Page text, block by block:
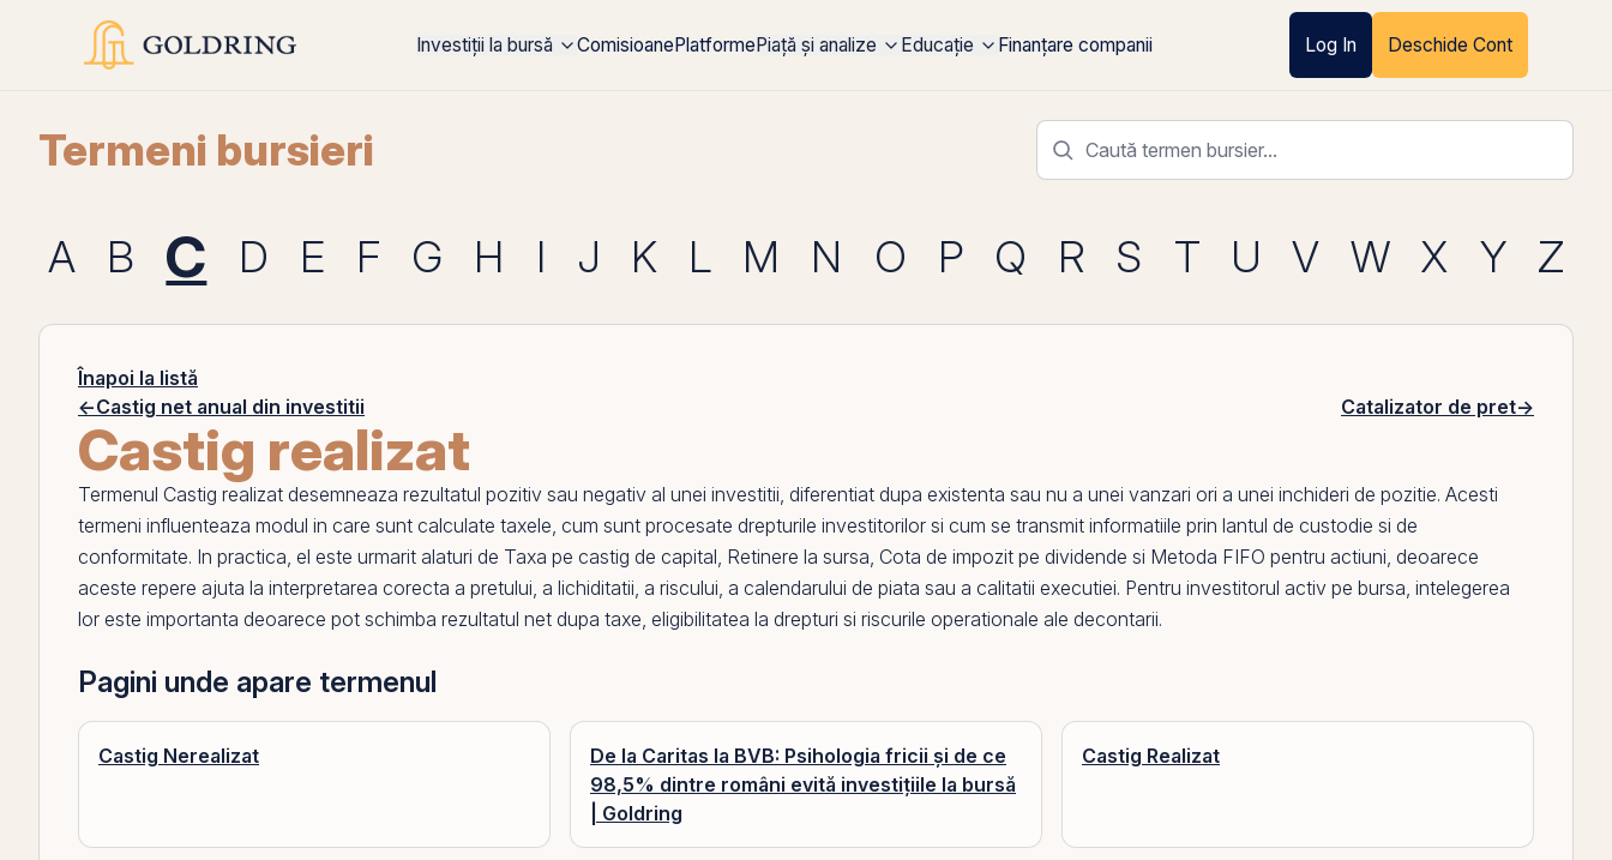
Investiții la bursă ComisioanePlatformePiață și analize Educație Finanțare companii Log In Deschide Cont
Termeni bursieri
A B C D E F G H I J K L M N O P Q R S T U V W X Y Z
Înapoi la listă
←Castig net anual din investitii Catalizator de pret→
Castig realizat
Termenul Castig realizat desemneaza rezultatul pozitiv sau negativ al unei investitii, diferentiat dupa existenta sau nu a unei vanzari ori a unei inchideri de pozitie. Acesti
termeni influenteaza modul in care sunt calculate taxele, cum sunt procesate drepturile investitorilor si cum se transmit informatiile prin lantul de custodie si de
conformitate. In practica, el este urmarit alaturi de Taxa pe castig de capital, Retinere la sursa, Cota de impozit pe dividende si Metoda FIFO pentru actiuni, deoarece
aceste repere ajuta la interpretarea corecta a pretului, a lichiditatii, a riscului, a calendarului de piata sau a calitatii executiei. Pentru investitorul activ pe bursa, intelegerea
lor este importanta deoarece pot schimba rezultatul net dupa taxe, eligibilitatea la drepturi si riscurile operationale ale decontarii.
Pagini unde apare termenul
Castig Nerealizat
De la Caritas la BVB: Psihologia fricii și de ce
98,5% dintre români evită investițiile la bursă
| Goldring
Castig Realizat